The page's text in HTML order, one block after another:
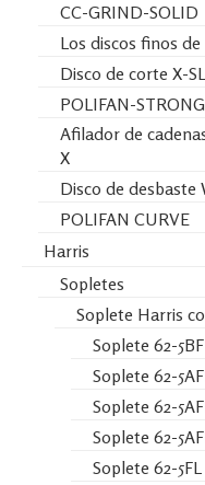
CC-GRIND-SOLID
Los discos finos de
Disco de corte X-
POLIFAN-STRONG
Afilador de
X
Disco de desbaste
POLIFAN CURVE
Harris
Sopletes
Soplete Harris
Soplete 62-
Soplete 62-
Soplete 62-
Soplete 62-
Soplete 62-